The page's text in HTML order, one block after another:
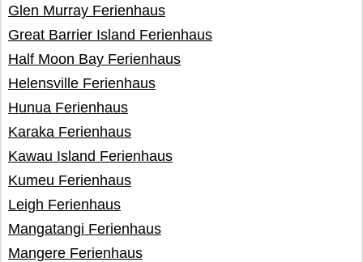
Glen Murray Ferienhaus
Great Barrier Island Ferienhaus
Half Moon Bay Ferienhaus
Helensville Ferienhaus
Hunua Ferienhaus
Karaka Ferienhaus
Kawau Island Ferienhaus
Kumeu Ferienhaus
Leigh Ferienhaus
Mangatangi Ferienhaus
Mangere Ferienhaus